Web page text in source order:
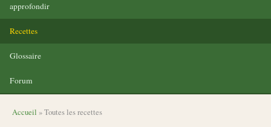
approfondir
Recettes
Glossaire
Forum
Accueil » Toutes les recettes